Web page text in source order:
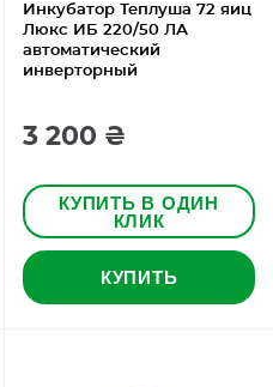
Инкубатор Теплуша 72 яиц
Люкс ИБ 220/50 ЛА
автоматический
инверторный
3 200 ₴
КУПИТЬ В ОДИН
КЛИК
КУПИТЬ